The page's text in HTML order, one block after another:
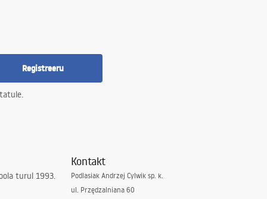
Registreeru
turul 1993.
Kontakt
Podlasiak Andrzej Cylwik sp. k.
ul. Przędzalniana 60